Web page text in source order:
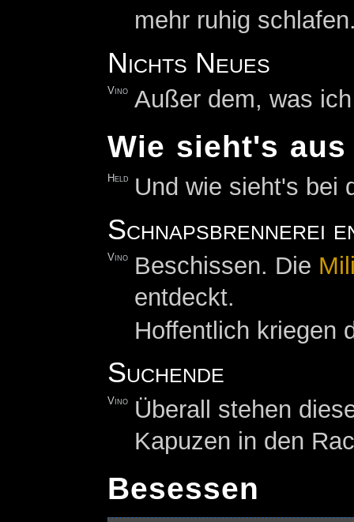
mehr ruhig
Nichts Neues
Vino Außer dem, was
Wie sieht's aus
Held Und wie sieht's bei
Schnapsbrennerei
Vino Beschissen. Die
entdeckt.
Hoffentlich kriegen
Suchende
Vino
Überall stehen
Kapuzen in den
Besessen